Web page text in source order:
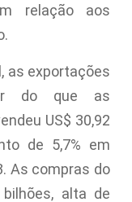
relação aos
as exportações
do que as
US$ 30,92
de 5,7% em
As compras do
alta de